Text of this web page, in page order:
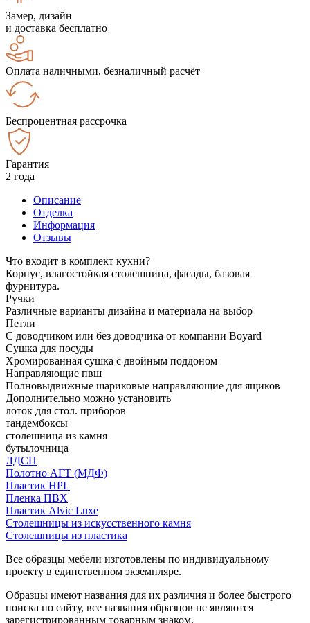
Замер, дизайн
и доставка бесплатно
Оплата наличными, безналичный расчёт
Беспроцентная рассрочка
Гарантия
2 года
Описание
Отделка
Информация
Отзывы
Что входит в комплект кухни?
Корпус, влагостойкая столешница, фасады, базовая
фурнитура.
Ручки
Различные варианты дизайна и материала на выбор
Петли
С доводчиком или без доводчика от компании Boyard
Сушка для посуды
Хромированная сушка с двойным поддоном
Направляющие пвш
Полновыдвижные шариковые направляющие для ящиков
Дополнительно можно установить
лоток для стол. приборов
тандембоксы
столешница из камня
бутылочница
ЛДСП
Полотно АГТ (МДФ)
Пластик HPL
Пленка ПВХ
Пластик Alvic Luxe
Столешницы из искусственного камня
Столешницы из пластика
Все образцы мебели изготовлены по индивидуальному
проекту в единственном экземпляре.
Образцы имеют названия для их различия и более быстрого
поиска по сайту, все названия образцов не являются
зарегистрированным товарным знаком.